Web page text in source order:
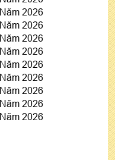
2026
2026
2026
2026
2026
2026
2026
2026
2026